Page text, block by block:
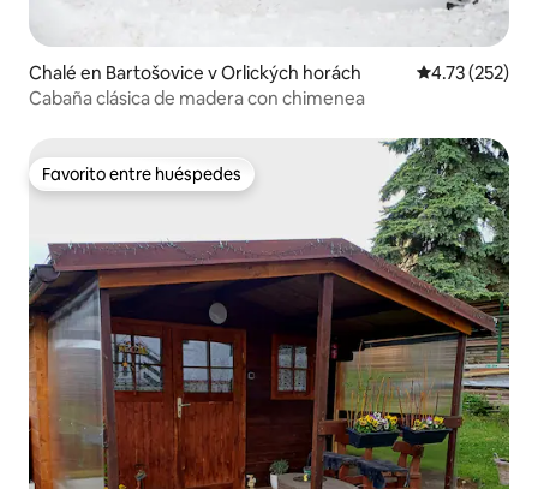
Chalé en Bartošovice v Orlických horách Calificación
4.73 (252)
Cabaña clásica de madera con chimenea
Favorito entre huéspedes
Favorito entre huéspedes